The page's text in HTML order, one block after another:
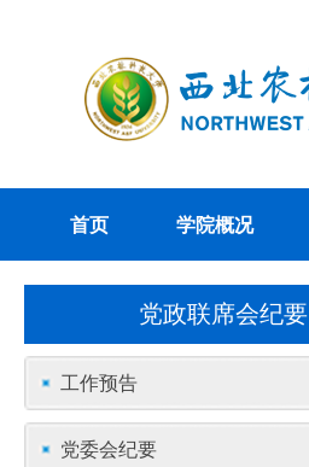
首页 学院概况
党政联席会纪要
工作预告
党委会纪要